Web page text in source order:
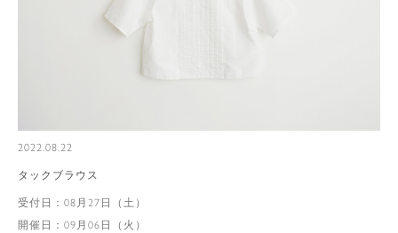
2022.08.22
タックブラウス
受付日：08月27日（土）
開催日：09月06日（火）